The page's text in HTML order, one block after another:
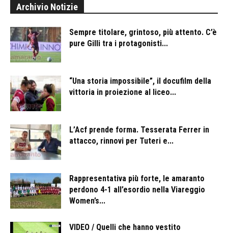
Archivio Notizie
Sempre titolare, grintoso, più attento. C’è
pure Gilli tra i protagonisti...
“Una storia impossibile”, il docufilm della
vittoria in proiezione al liceo...
L’Acf prende forma. Tesserata Ferrer in
attacco, rinnovi per Tuteri e...
Rappresentativa più forte, le amaranto
perdono 4-1 all’esordio nella Viareggio
Women’s...
VIDEO / Quelli che hanno vestito